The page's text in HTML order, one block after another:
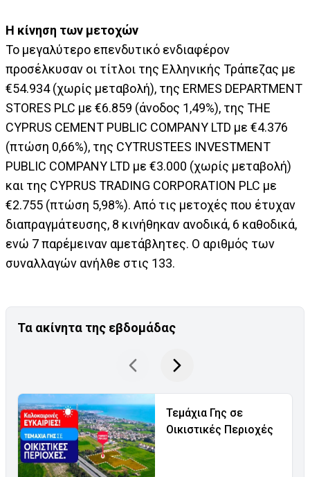
Η κίνηση των μετοχών
Το μεγαλύτερο επενδυτικό ενδιαφέρον
προσέλκυσαν οι τίτλοι της Ελληνικής Τράπεζας με
€54.934 (χωρίς μεταβολή), της ERMES DEPARTMENT
STORES PLC με €6.859 (άνοδος 1,49%), της THE
CYPRUS CEMENT PUBLIC COMPANY LTD με €4.376
(πτώση 0,66%), της CYTRUSTEES INVESTMENT
PUBLIC COMPANY LTD με €3.000 (χωρίς μεταβολή)
και της CYPRUS TRADING CORPORATION PLC με
€2.755 (πτώση 5,98%). Από τις μετοχές που έτυχαν
διαπραγμάτευσης, 8 κινήθηκαν ανοδικά, 6 καθοδικά,
ενώ 7 παρέμειναν αμετάβλητες. Ο αριθμός των
συναλλαγών ανήλθε στις 133.
Τα ακίνητα της εβδομάδας
Τεμάχια Γης σε
Οικιστικές Περιοχές